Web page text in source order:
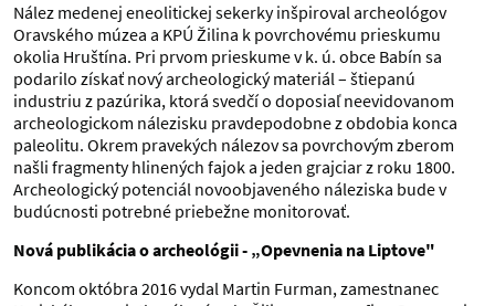
Nález medenej eneolitickej sekerky inšpiroval archeológov
Oravského múzea a KPÚ Žilina k povrchovému prieskumu
okolia Hruštína. Pri prvom prieskume v k. ú. obce Babín sa
podarilo získať nový archeologický materiál – štiepanú
industriu z pazúrika, ktorá svedčí o doposiaľ neevidovanom
archeologickom nálezisku pravdepodobne z obdobia konca
paleolitu. Okrem pravekých nálezov sa povrchovým zberom
našli fragmenty hlinených fajok a jeden grajciar z roku 1800.
Archeologický potenciál novoobjaveného náleziska bude v
budúcnosti potrebné priebežne monitorovať.
Nová publikácia o archeológii - „Opevnenia na Liptove"
Koncom októbra 2016 vydal Martin Furman, zamestnanec